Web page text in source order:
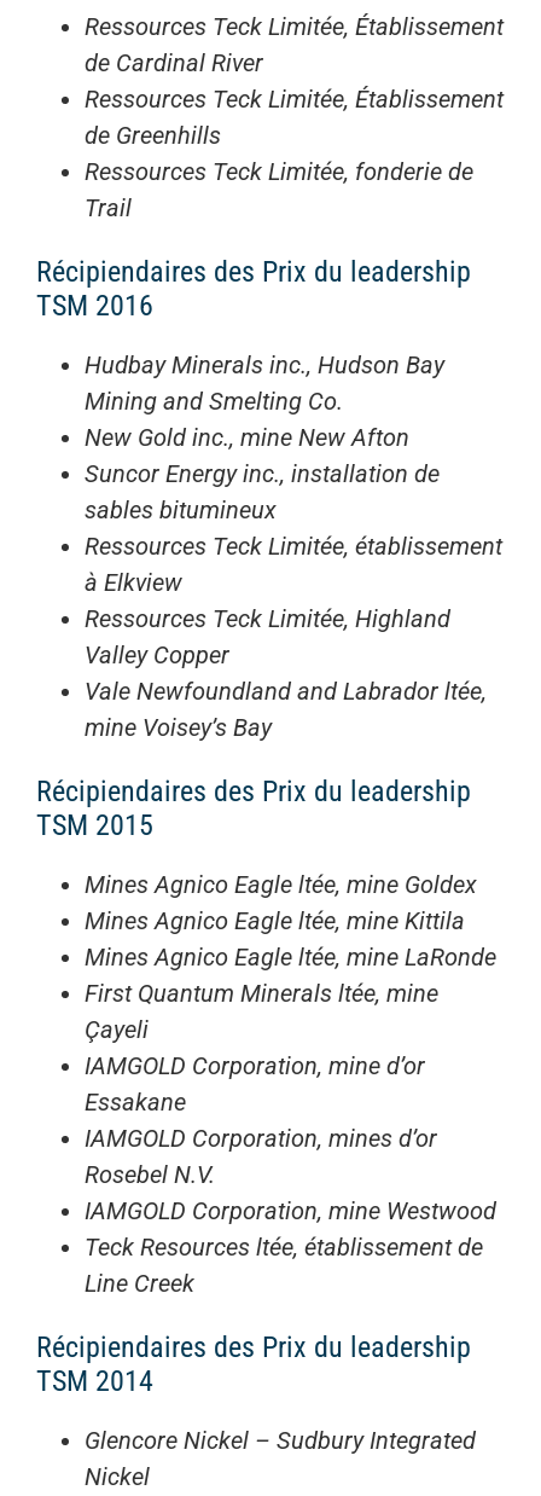
Ressources Teck Limitée, Établissement
de Cardinal River
Ressources Teck Limitée, Établissement
de Greenhills
Ressources Teck Limitée, fonderie de
Trail
Récipiendaires des Prix du leadership
TSM 2016
Hudbay Minerals inc., Hudson Bay
Mining and Smelting Co.
New Gold inc., mine New Afton
Suncor Energy inc., installation de
sables bitumineux
Ressources Teck Limitée, établissement
à Elkview
Ressources Teck Limitée, Highland
Valley Copper
Vale Newfoundland and Labrador ltée,
mine Voisey’s Bay
Récipiendaires des Prix du leadership
TSM 2015
Mines Agnico Eagle ltée, mine Goldex
Mines Agnico Eagle ltée, mine Kittila
Mines Agnico Eagle ltée, mine LaRonde
First Quantum Minerals ltée, mine
Çayeli
IAMGOLD Corporation, mine d’or
Essakane
IAMGOLD Corporation, mines d’or
Rosebel N.V.
IAMGOLD Corporation, mine Westwood
Teck Resources ltée, établissement de
Line Creek
Récipiendaires des Prix du leadership
TSM 2014
Glencore Nickel – Sudbury Integrated
Nickel